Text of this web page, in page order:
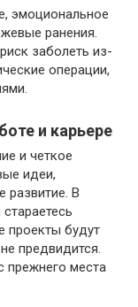
эмоциональное
ранения.
заболеть из-
операции,
и карьере
и четкое
идеи,
развитие. В
проекты будут
предвидится.
прежнего места